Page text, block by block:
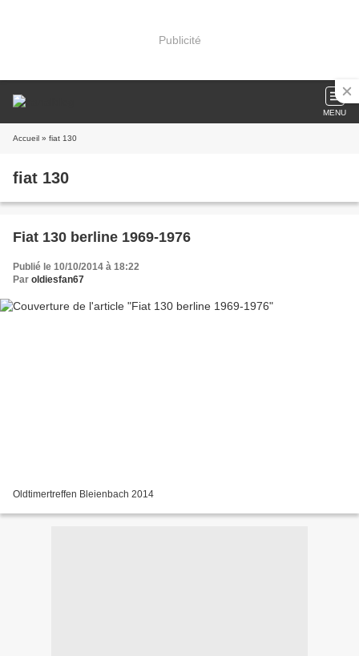
Publicité
MENU
Accueil » fiat 130
fiat 130
Fiat 130 berline 1969-1976
Publié le 10/10/2014 à 18:22
Par oldiesfan67
Oldtimertreffen Bleienbach 2014